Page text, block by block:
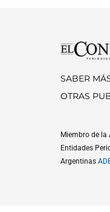
SABER
OTRAS
Miembro de la
Entidades
Argentinas